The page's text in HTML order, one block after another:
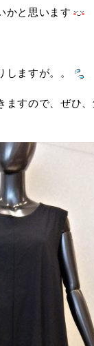
かと思います
ますが。。
すので、ぜひ